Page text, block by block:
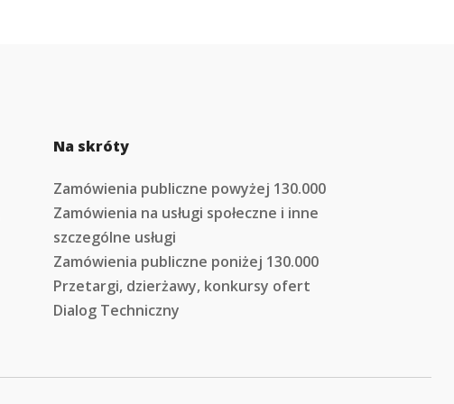
Na skróty
Zamówienia publiczne powyżej 130.000
Zamówienia na usługi społeczne i inne
szczególne usługi
Zamówienia publiczne poniżej 130.000
Przetargi, dzierżawy, konkursy ofert
Dialog Techniczny